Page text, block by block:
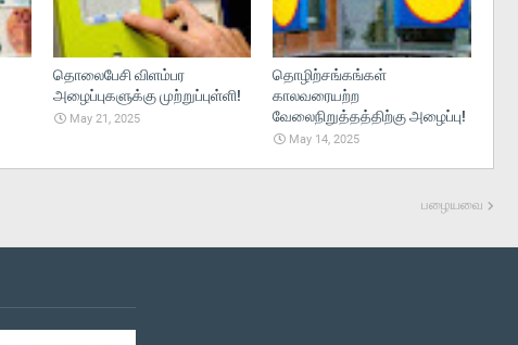
தொலைபேசி விளம்பர
அழைப்புகளுக்கு முற்றுப்புள்ளி!
May 21, 2025
தொழிற்சங்கங்கள்
காலவரையற்ற
வேலைநிறுத்தத்திற்கு அழைப்பு!
May 14, 2025
பழையவை